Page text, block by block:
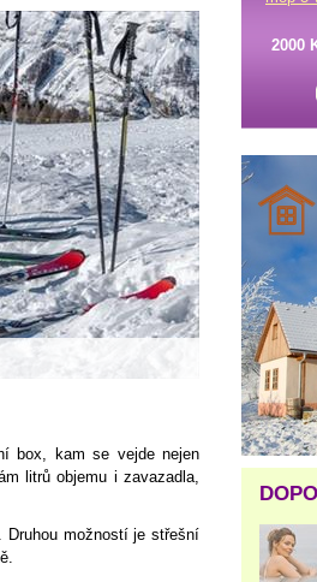
box, kam se vejde nejen
litrů objemu i zavazadla,
možností je střešní
2000